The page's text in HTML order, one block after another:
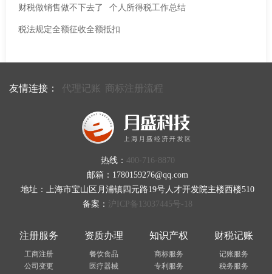
财税做销售做不下去了 个人所得税工作总结
税法规定全额征收全额抵扣
友情连接： 代理记账 商标注册流程
热线： 400-716-8870
邮箱：1780159276@qq.com
地址：上海市宝山区月浦镇四元路19号人才开发院主楼西楼510
备案： 沪ICP备13037445号-18
注册服务
工商注册
公司变更
资质办理
餐饮食品
医疗器械
知识产权
商标服务
专利服务
财税记账
记账服务
税务服务